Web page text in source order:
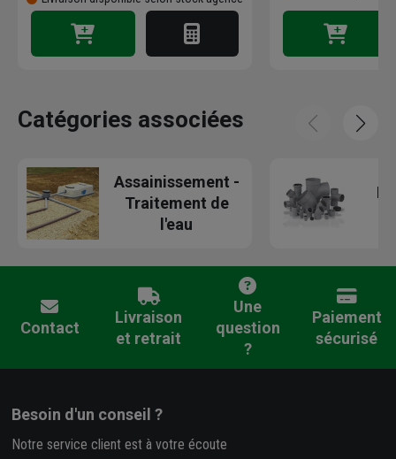
Catégories associées
Assainissement -
Traitement de
l'eau
Contact
Livraison
et retrait
Une
question
?
Paiement
sécurisé
Besoin d'un conseil ?
Notre service client est à votre écoute